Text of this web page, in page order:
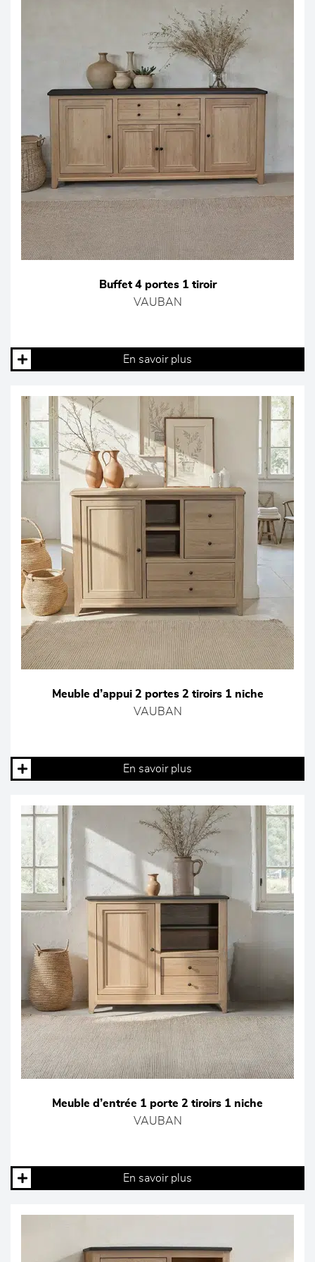
Buffet 4 portes 1 tiroir
VAUBAN
En savoir plus
Meuble d’appui 2 portes 2 tiroirs 1 niche
VAUBAN
En savoir plus
Meuble d’entrée 1 porte 2 tiroirs 1 niche
VAUBAN
En savoir plus